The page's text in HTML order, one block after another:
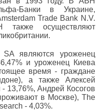
Банки в Украине,
Trade Bank N.V.
также осуществляют
являются уроженец
и уроженец Киева
время - граждане
а также Алексей
13,76%, Андрей Косогов
в Москве), The
- 4,03%.